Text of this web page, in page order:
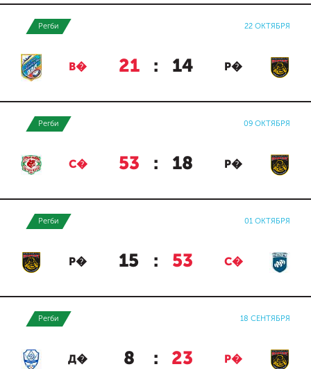
Регби 22 ОКТЯБРЯ
В� 21 : 14 Р�
Регби 09 ОКТЯБРЯ
С� 53 : 18 Р�
Регби 01 ОКТЯБРЯ
Р� 15 : 53 С�
Регби 18 СЕНТЯБРЯ
Д� 8 : 23 Р�